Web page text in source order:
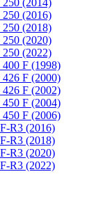
250 (2014)
250 (2016)
250 (2018)
250 (2020)
250 (2022)
F (1998)
F (2000)
F (2002)
F (2004)
F (2006)
R3 (2016)
R3 (2018)
R3 (2020)
R3 (2022)